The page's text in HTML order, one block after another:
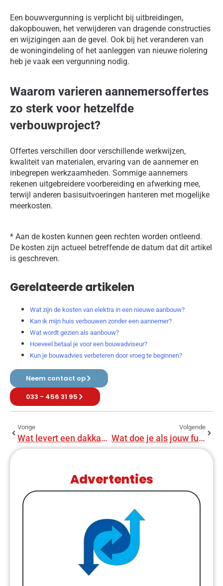
Een bouwvergunning is verplicht bij uitbreidingen,
dakopbouwen, het verwijderen van dragende constructies
en wijzigingen aan de gevel. Ook bij het veranderen van
de woningindeling of het aanleggen van nieuwe riolering
heb je vaak een vergunning nodig.
Waarom varieren aannemersoffertes
zo sterk voor hetzelfde
verbouwproject?
Offertes verschillen door verschillende werkwijzen,
kwaliteit van materialen, ervaring van de aannemer en
inbegrepen werkzaamheden. Sommige aannemers
rekenen uitgebreidere voorbereiding en afwerking mee,
terwijl anderen basisuitvoeringen hanteren met mogelijke
meerkosten.
* Aan de kosten kunnen geen rechten worden ontleend.
De kosten zijn actueel betreffende de datum dat dit artikel
is geschreven.
Gerelateerde artikelen
Wat zijn de kosten van elektra in een nieuwe aanbouw?
Kan ik mijn huis verbouwen zonder een aannemer?
Wat wordt gezien als aanbouw?
Hoeveel betaal je voor een bouwadviseur?
Kun je bouwadvies verbeteren door vroeg te beginnen?
Neem contact op
033 - 456 31 95
Vorige
Wat levert een dakkapel op bij de verkoop van je huis?
Volgende
Wat doe je als jouw fundering slecht is?
Advertenties